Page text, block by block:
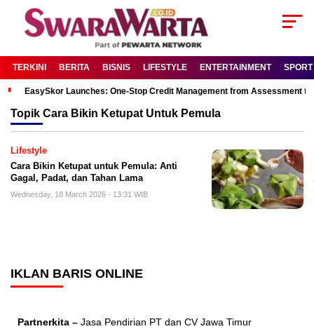
TERKINI BERITA BISNIS LIFESTYLE ENTERTAINMENT SPORT
EasySkor Launches: One-Stop Credit Management from Assessment
Topik Cara Bikin Ketupat Untuk Pemula
Lifestyle
Cara Bikin Ketupat untuk Pemula: Anti
Gagal, Padat, dan Tahan Lama
Wednesday, 18 March 2026 - 13:31 WIB
IKLAN BARIS ONLINE
Partnerkita – Jasa Pendirian PT dan CV Jawa Timur